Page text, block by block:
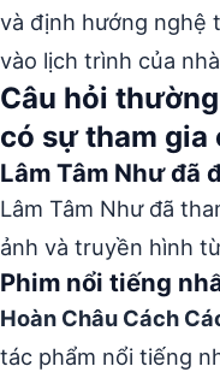
và định hướng nghệ
vào lịch trình của
Câu hỏi
có sự tham gia
Lâm Tâm Như đã
Lâm Tâm Như đã
ảnh và truyền hình
Phim nổi tiếng
Hoàn Châu Cách
tác phẩm nổi tiếng